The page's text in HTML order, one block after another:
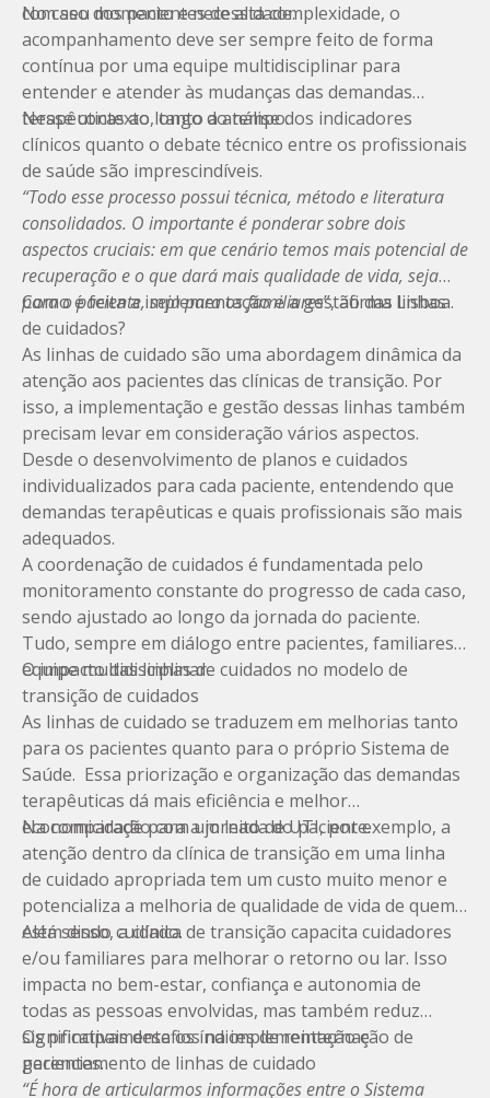
com seu momento e necessidade.
No caso dos pacientes de alta complexidade, o
acompanhamento deve ser sempre feito de forma
contínua por uma equipe multidisciplinar para
entender e atender às mudanças das demandas
terapêuticas ao longo do tempo.
Nesse contexto, tanto a análise dos indicadores
clínicos quanto o debate técnico entre os profissionais
de saúde são imprescindíveis.
“Todo esse processo possui técnica, método e literatura
consolidados. O importante é ponderar sobre dois
aspectos cruciais: em que cenário temos mais potencial de
recuperação e o que dará mais qualidade de vida, seja
para o paciente, seja para os familiares”, afirma Lisboa.
Como é feita a implementação e a gestão das linhas
de cuidados?
As linhas de cuidado são uma abordagem dinâmica da
atenção aos pacientes das clínicas de transição. Por
isso, a implementação e gestão dessas linhas também
precisam levar em consideração vários aspectos.
Desde o desenvolvimento de planos e cuidados
individualizados para cada paciente, entendendo que
demandas terapêuticas e quais profissionais são mais
adequados.
A coordenação de cuidados é fundamentada pelo
monitoramento constante do progresso de cada caso,
sendo ajustado ao longo da jornada do paciente.
Tudo, sempre em diálogo entre pacientes, familiares e
equipe multidisciplinar.
O impacto das linhas de cuidados no modelo de
transição de cuidados
As linhas de cuidado se traduzem em melhorias tanto
para os pacientes quanto para o próprio Sistema de
Saúde. Essa priorização e organização das demandas
terapêuticas dá mais eficiência e melhor
economicidadepara a jornada do paciente.
Na comparação com um leito de UTI, por exemplo, a
atenção dentro da clínica de transição em uma linha
de cuidado apropriada tem um custo muito menor e
potencializa a melhoria de qualidade de vida de quem
está sendo cuidado.
Além disso, a clínica de transição capacita cuidadores
e/ou familiares para melhorar o retorno ou lar. Isso
impacta no bem-estar, confiança e autonomia de
todas as pessoas envolvidas, mas também reduz
significativamente os índices de reinternação de
pacientes.
Os principais desafios na implementação e
gerenciamento de linhas de cuidado
“É hora de articularmos informações entre o Sistema